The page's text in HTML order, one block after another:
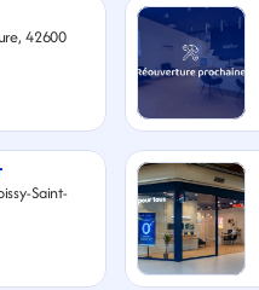
42600
Saint-